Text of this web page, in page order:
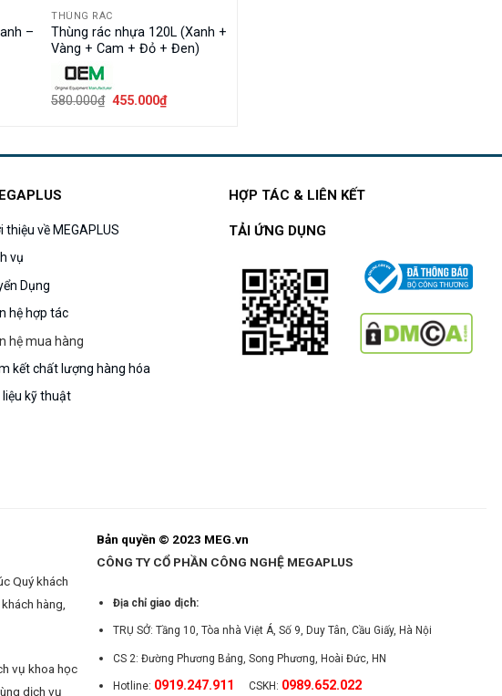
–
THÙNG RÁC
Thùng rác nhựa 120L (Xanh +
Vàng + Cam + Đỏ + Đen)
580.000₫ Giá
455.000₫Giá
hiện
455.000₫.
thiệu về MEGAPLUS
vụ
Dụng
hệ hợp tác
hệ mua hàng
kết chất lượng hàng hóa
liệu kỹ thuật
HỢP TÁC & LIÊN KẾT
TẢI ỨNG DỤNG
Quý khách
hàng,
vụ khoa học
dịch vụ
Bản quyền © 2023 MEG.vn
CÔNG TY CỔ PHẦN CÔNG NGHỆ MEGAPLUS
Địa chỉ giao dịch:
TRỤ SỞ: Tầng 10, Tòa nhà Việt Á, Số 9, Duy Tân, Cầu Giấy, Hà Nội
CS 2: Đường Phương Bảng, Song Phương, Hoài Đức, HN
Hotline: 0919.247.911CSKH: 0989.652.022